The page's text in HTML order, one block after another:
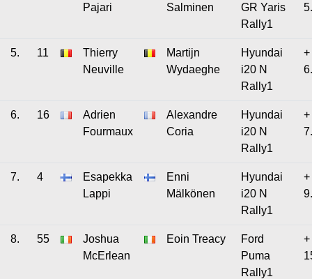
Pajari
Salminen
GR Yaris
Rally1
5. 11
Thierry
Neuville
Martijn
Wydaeghe
Hyundai
i20 N
Rally1
+
6. 16
Adrien
Fourmaux
Alexandre
Coria
Hyundai
i20 N
Rally1
+
7. 4
Esapekka
Lappi
Enni
Mälkönen
Hyundai
i20 N
Rally1
+
8. 55
Joshua
McErlean
Eoin Treacy
Ford
Puma
Rally1
+